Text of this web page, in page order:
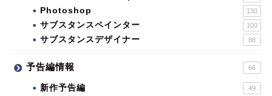
Photoshop 130
サブスタンスペインター 100
サブスタンスデザイナー 88
予告編情報 66
新作予告編 49